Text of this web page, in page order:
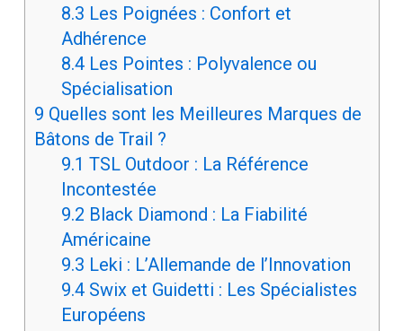
8.3 Les Poignées : Confort et
Adhérence
8.4Les Pointes : Polyvalence ou
Spécialisation
9 Quelles sont les Meilleures Marques de
Bâtons de Trail ?
9.1 TSL Outdoor : La Référence
Incontestée
9.2 Black Diamond : La Fiabilité
Américaine
9.3 Leki : L’Allemande de l’Innovation
9.4Swix et Guidetti : Les Spécialistes
Européens